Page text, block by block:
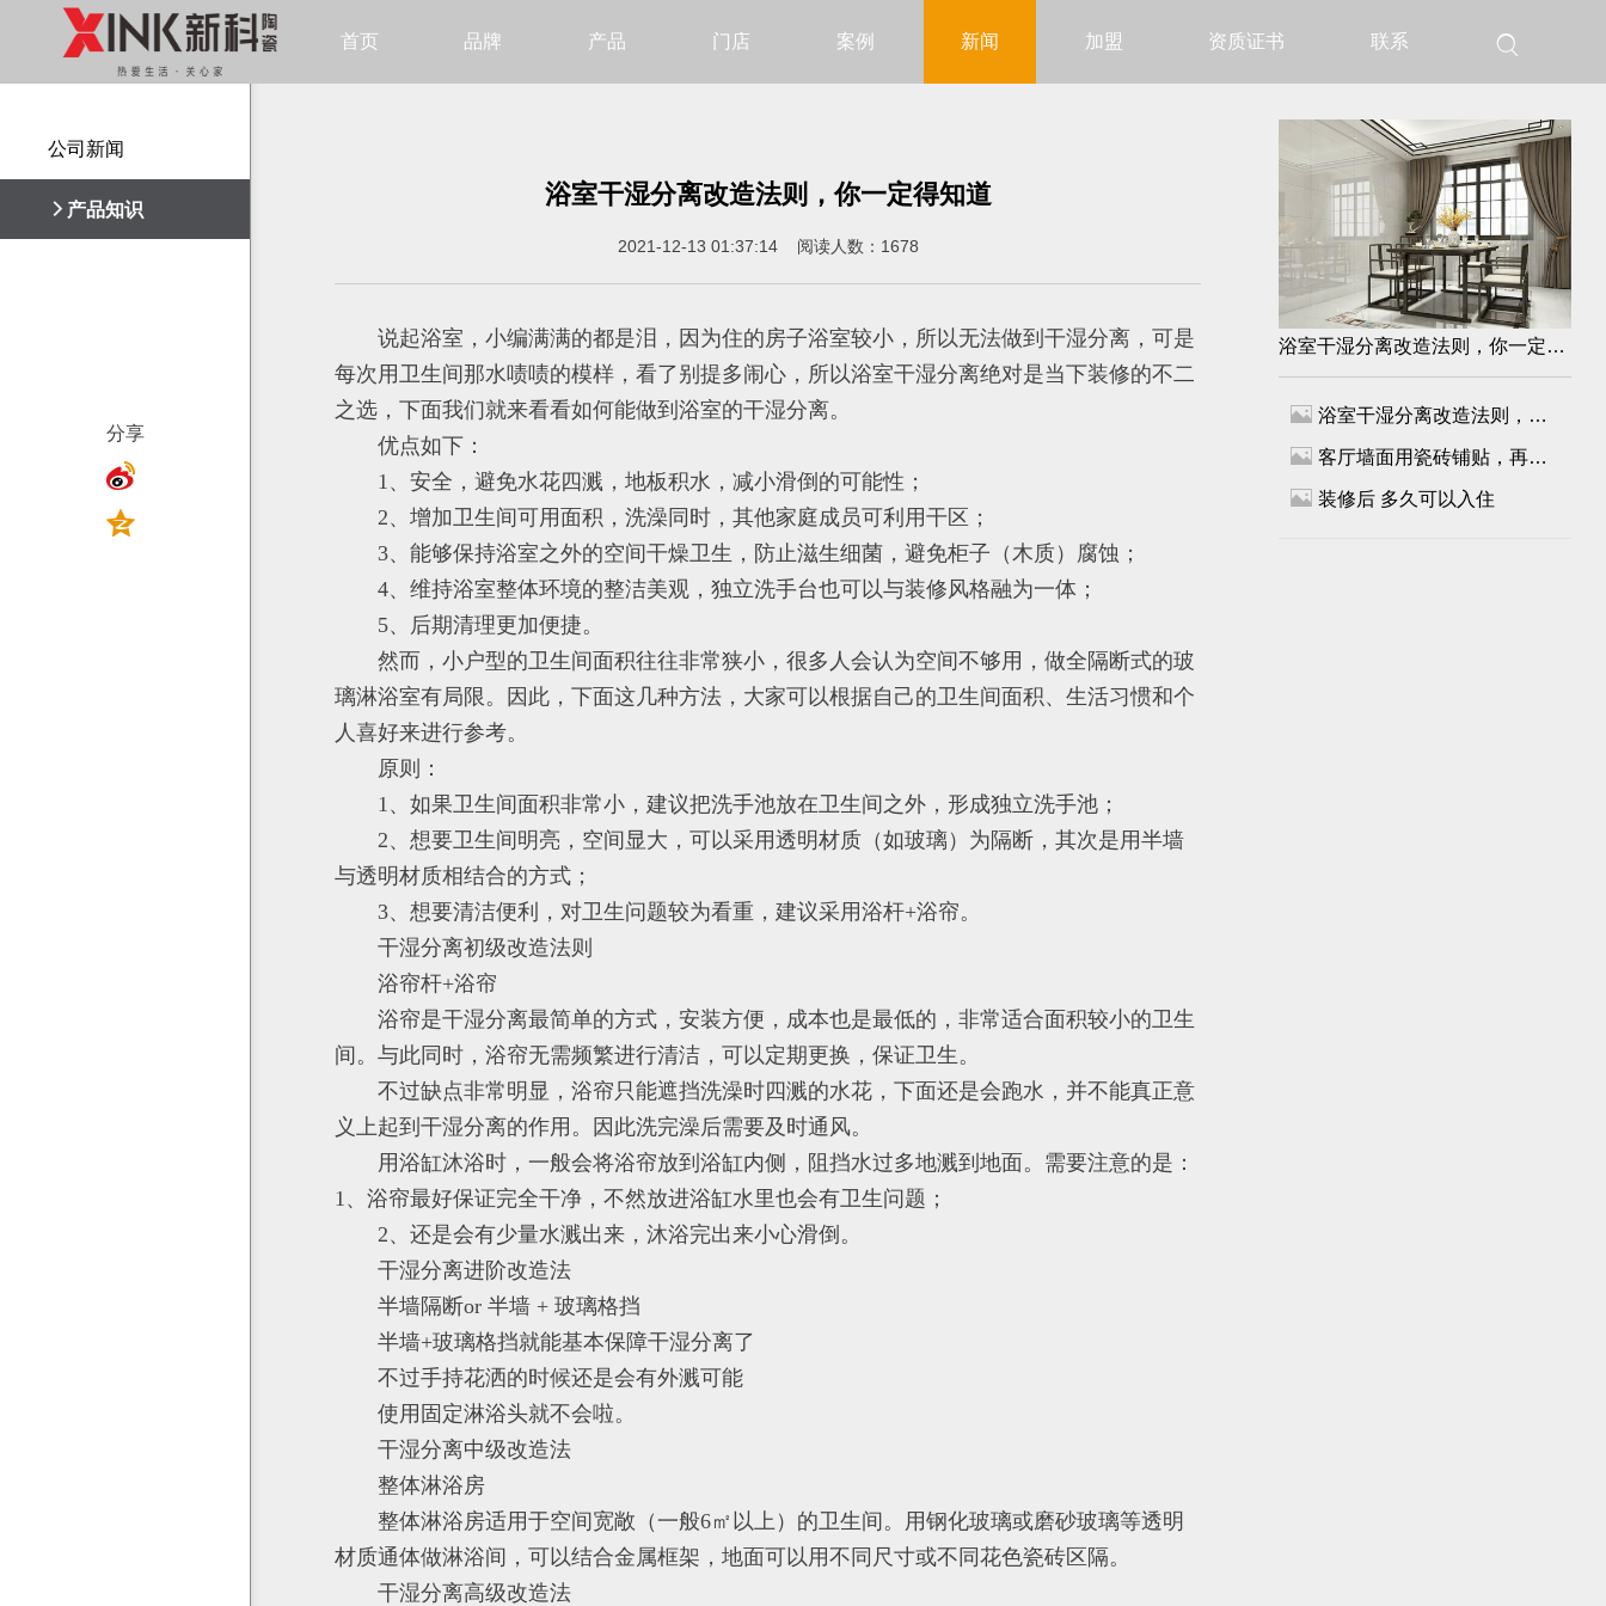
首页 品牌 产品 门店 案例 新闻 加盟 资质证书 联系 
浴室干湿分离改造法则，你一定得知道
2021-12-13 01:37:14 阅读人数：1678
说起浴室，小编满满的都是泪，因为住的房子浴室较小，所以无法做到干湿分离，可是
每次用卫生间那水啧啧的模样，看了别提多闹心，所以浴室干湿分离绝对是当下装修的不二
之选，下面我们就来看看如何能做到浴室的干湿分离。
优点如下：
1、安全，避免水花四溅，地板积水，减小滑倒的可能性；
2、增加卫生间可用面积，洗澡同时，其他家庭成员可利用干区；
3、能够保持浴室之外的空间干燥卫生，防止滋生细菌，避免柜子（木质）腐蚀；
4、维持浴室整体环境的整洁美观，独立洗手台也可以与装修风格融为一体；
5、后期清理更加便捷。
然而，小户型的卫生间面积往往非常狭小，很多人会认为空间不够用，做全隔断式的玻
璃淋浴室有局限。因此，下面这几种方法，大家可以根据自己的卫生间面积、生活习惯和个
人喜好来进行参考。
原则：
1、如果卫生间面积非常小，建议把洗手池放在卫生间之外，形成独立洗手池；
2、想要卫生间明亮，空间显大，可以采用透明材质（如玻璃）为隔断，其次是用半墙
与透明材质相结合的方式；
3、想要清洁便利，对卫生问题较为看重，建议采用浴杆+浴帘。
干湿分离初级改造法则
浴帘杆+浴帘
浴帘是干湿分离最简单的方式，安装方便，成本也是最低的，非常适合面积较小的卫生
间。与此同时，浴帘无需频繁进行清洁，可以定期更换，保证卫生。
不过缺点非常明显，浴帘只能遮挡洗澡时四溅的水花，下面还是会跑水，并不能真正意
义上起到干湿分离的作用。因此洗完澡后需要及时通风。
用浴缸沐浴时，一般会将浴帘放到浴缸内侧，阻挡水过多地溅到地面。需要注意的是：
1、浴帘最好保证完全干净，不然放进浴缸水里也会有卫生问题；
2、还是会有少量水溅出来，沐浴完出来小心滑倒。
干湿分离进阶改造法
半墙隔断or 半墙 + 玻璃格挡
半墙+玻璃格挡就能基本保障干湿分离了
不过手持花洒的时候还是会有外溅可能
使用固定淋浴头就不会啦。
干湿分离中级改造法
整体淋浴房
整体淋浴房适用于空间宽敞（一般6㎡以上）的卫生间。用钢化玻璃或磨砂玻璃等透明
材质通体做淋浴间，可以结合金属框架，地面可以用不同尺寸或不同花色瓷砖区隔。
干湿分离高级改造法
浴室干湿分离改造法则，你一定得知道
 浴室干湿分离改造法则，你一定得知道
 客厅墙面用瓷砖铺贴，再也不发愁清洁问题了！
 装修后 多久可以入住
公司新闻
公司新闻
产品知识
 产品知识
分享